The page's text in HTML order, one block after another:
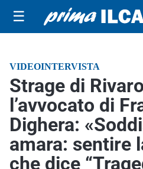
☰
VIDEOINTERVISTA
Strage di
l’avvocato di
Dighera:
amara: sentire
che dice